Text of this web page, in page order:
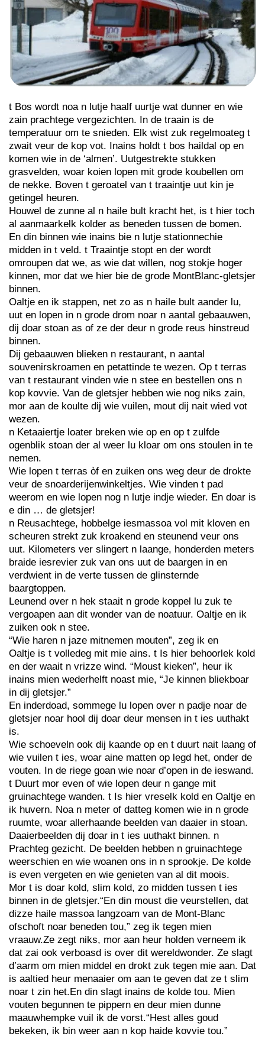
t Bos wordt noa n lutje haalf uurtje wat dunner en wie
zain prachtege vergezichten. In de traain is de
temperatuur om te snieden. Elk wist zuk regelmoateg t
zwait veur de kop vot. Inains holdt t bos haildal op en
komen wie in de ‘almen’. Uutgestrekte stukken
grasvelden, woar koien lopen mit grode koubellen om
de nekke. Boven t geroatel van t traaintje uut kin je
getingel heuren.
Houwel de zunne al n haile bult kracht het, is t hier toch
al aanmaarkelk kolder as beneden tussen de bomen.
En din binnen wie inains bie n lutje stationnechie
midden in t veld. t Traaintje stopt en der wordt
omroupen dat we, as wie dat willen, nog stokje hoger
kinnen, mor dat we hier bie de grode MontBlanc-gletsjer
binnen.
Oaltje en ik stappen, net zo as n haile bult aander lu,
uut en lopen in n grode drom noar n aantal gebaauwen,
dij doar stoan as of ze der deur n grode reus hinstreud
binnen.
Dij gebaauwen blieken n restaurant, n aantal
souvenirskroamen en petattinde te wezen. Op t terras
van t restaurant vinden wie n stee en bestellen ons n
kop kovvie. Van de gletsjer hebben wie nog niks zain,
mor aan de koulte dij wie vuilen, mout dij nait wied vot
wezen.
n Ketaaiertje loater breken wie op en op t zulfde
ogenblik stoan der al weer lu kloar om ons stoulen in te
nemen.
Wie lopen t terras òf en zuiken ons weg deur de drokte
veur de snoarderijenwinkeltjes. Wie vinden t pad
weerom en wie lopen nog n lutje indje wieder. En doar is
e din … de gletsjer!
n Reusachtege, hobbelge iesmassoa vol mit kloven en
scheuren strekt zuk kroakend en steunend veur ons
uut. Kilometers ver slingert n laange, honderden meters
braide iesrevier zuk van ons uut de baargen in en
verdwient in de verte tussen de glinsternde
baargtoppen.
Leunend over n hek staait n grode koppel lu zuk te
vergoapen aan dit wonder van de noatuur. Oaltje en ik
zuiken ook n stee.
“Wie haren n jaze mitnemen mouten”, zeg ik en
Oaltje is t volledeg mit mie ains. t Is hier behoorlek kold
en der waait n vrizze wind. “Moust kieken”, heur ik
inains mien wederhelft noast mie, “Je kinnen bliekboar
in dij gletsjer.”
En inderdoad, sommege lu lopen over n padje noar de
gletsjer noar hool dij doar deur mensen in t ies uuthakt
is.
Wie schoeveln ook dij kaande op en t duurt nait laang of
wie vuilen t ies, woar aine matten op legd het, onder de
vouten. In de riege goan wie noar d’open in de ieswand.
t Duurt mor even of wie lopen deur n gange mit
gruinachtege wanden. t Is hier vreselk kold en Oaltje en
ik huvern. Noa n meter of datteg komen wie in n grode
ruumte, woar allerhaande beelden van daaier in stoan.
Daaierbeelden dij doar in t ies uuthakt binnen. n
Prachteg gezicht. De beelden hebben n gruinachtege
weerschien en wie woanen ons in n sprookje. De kolde
is even vergeten en wie genieten van al dit moois.
Mor t is doar kold, slim kold, zo midden tussen t ies
binnen in de gletsjer.“En din moust die veurstellen, dat
dizze haile massoa langzoam van de Mont-Blanc
ofschoft noar beneden tou,” zeg ik tegen mien
vraauw.Ze zegt niks, mor aan heur holden verneem ik
dat zai ook verboasd is over dit wereldwonder. Ze slagt
d’aarm om mien middel en drokt zuk tegen mie aan. Dat
is aaltied heur menaaier om aan te geven dat ze t slim
noar t zin het.En din slagt inains de kolde tou. Mien
vouten begunnen te pippern en deur mien dunne
maauwhempke vuil ik de vorst.“Hest alles goud
bekeken, ik bin weer aan n kop haide kovvie tou.”